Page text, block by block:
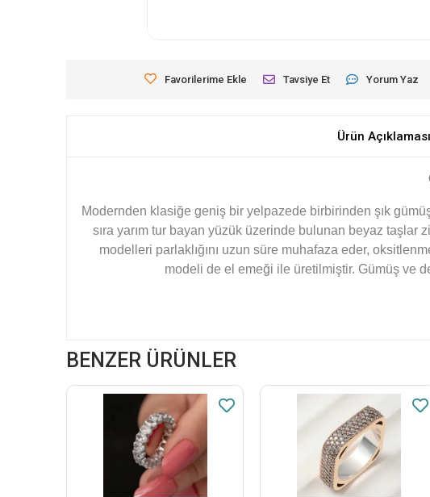
Favorilerime Ekle Tavsiye Et Yorum Yaz
Ürün Açıklaması
Modernden klasiğe geniş bir yelpazede birbirinden şık
sıra yarım tur bayan yüzük üzerinde bulunan beyaz taşlar
modelleri parlaklığını uzun süre muhafaza eder,
modeli de el emeği ile üretilmiştir. Gümüş ve
BENZER ÜRÜNLER